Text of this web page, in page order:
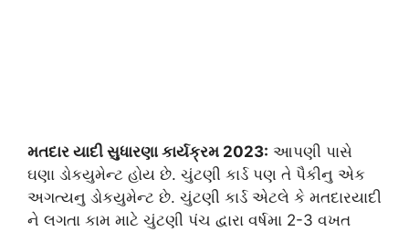
મતદાર યાદી સુધારણા કાર્યક્રમ 2023: આપણી પાસે
ઘણા ડોકયુમેન્ટ હોય છે. ચુંટણી કાર્ડ પણ તે પૈકીનુ એક
અગત્યનુ ડોકયુમેન્ટ છે. ચુંટણી કાર્ડ એટલે કે મતદારયાદી
ને લગતા કામ માટે ચુંટણી પંચ દ્વારા વર્ષમા 2-3 વખત